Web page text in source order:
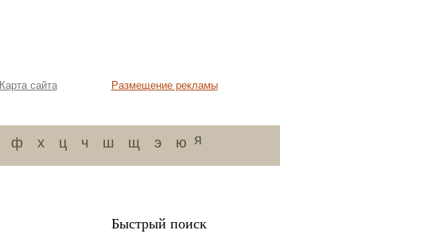
Карта сайта Размещение рекламы
ф х ц ч ш щ э ю я
Быстрый поиск